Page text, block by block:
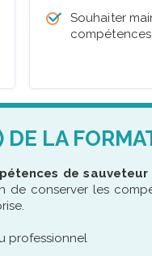
Souhaiter
DE LA
de
conserver les
professionnel